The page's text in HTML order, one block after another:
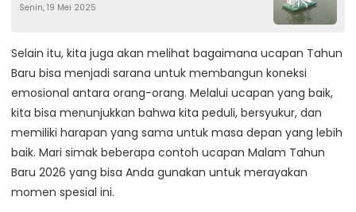
dan Akurasi Sensor Kualitas Air Sangat
Senin, 19 Mei 2025
Selain itu, kita juga akan melihat bagaimana ucapan Tahun
Baru bisa menjadi sarana untuk membangun koneksi
emosional antara orang-orang. Melalui ucapan yang baik,
kita bisa menunjukkan bahwa kita peduli, bersyukur, dan
memiliki harapan yang sama untuk masa depan yang lebih
baik. Mari simak beberapa contoh ucapan Malam Tahun
Baru 2026 yang bisa Anda gunakan untuk merayakan
momen spesial ini.